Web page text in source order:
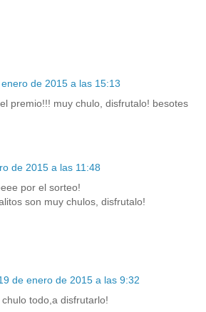
de 2015 a las 15:13
premio!!! muy chulo, disfrutalo! besotes
de 2015 a las 11:48
por el sorteo!
son muy chulos, disfrutalo!
de enero de 2015 a las 9:32
todo,a disfrutarlo!